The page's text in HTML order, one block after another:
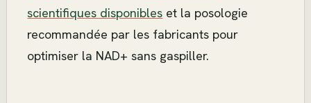
scientifiques disponibles et la posologie
recommandée par les fabricants pour
optimiser la NAD+ sans gaspiller.